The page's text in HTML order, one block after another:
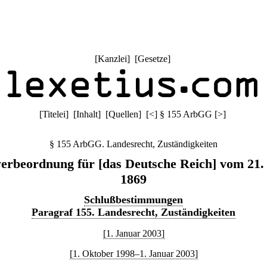
[Kanzlei] [Gesetze]
[Titelei] [Inhalt] [Quellen] [<] § 155 ArbGG [>]
§ 155 ArbGG. Landesrecht, Zuständigkeiten
für [das Deutsche Reich] vom
1869
Schlußbestimmungen
Paragraf 155. Landesrecht, Zuständigkeiten
[1. Januar 2003]
[1. Oktober 1998–1. Januar 2003]